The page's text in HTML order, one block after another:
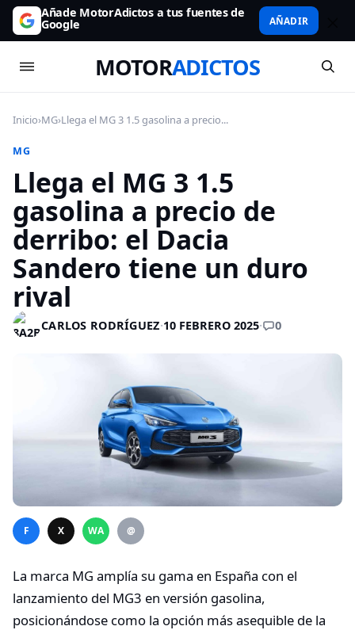
Añade MotorAdictos a tus fuentes de
Google AÑADIR
MOTORADICTOS
Inicio›MG›Llega el MG 3 1.5 gasolina a precio...
MG
Llega el MG 3 1.5
gasolina a precio de
derribo: el Dacia
Sandero tiene un duro
rival
CARLOS RODRÍGUEZ·10 FEBRERO 2025· 0
F X WA @
La marca MG amplía su gama en España con el
lanzamiento del MG3 en versión gasolina,
posicionándose como la opción más asequible de la